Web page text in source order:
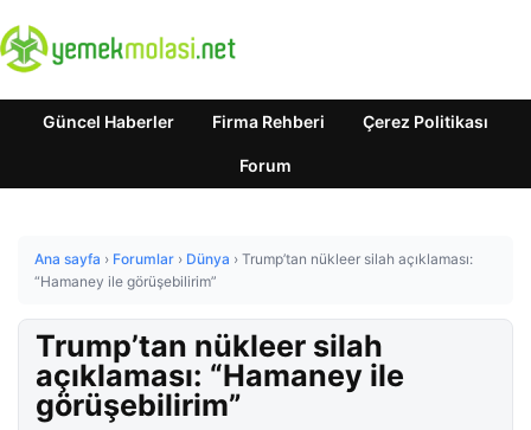
Güncel Haberler Firma Rehberi Çerez Politikası
Forum
Ana sayfa › Forumlar › Dünya › Trump’tan nükleer silah açıklaması:
“Hamaney ile görüşebilirim”
Trump’tan nükleer silah
açıklaması: “Hamaney ile
görüşebilirim”